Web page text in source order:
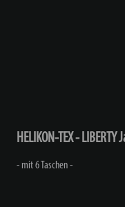
HELIKON-TEX -
- mit 6 Taschen -